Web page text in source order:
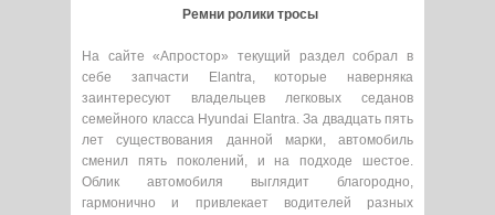
Ремни ролики тросы
На сайте «Апростор» текущий раздел собрал в
себе запчасти Elantra, которые наверняка
заинтересуют владельцев легковых седанов
семейного класса Hyundai Elantra. За двадцать пять
лет существования данной марки, автомобиль
сменил пять поколений, и на подходе шестое.
Облик автомобиля выглядит благородно,
гармонично и привлекает водителей разных